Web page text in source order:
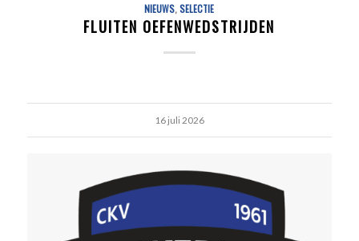
NIEUWS,SELECTIE
FLUITEN OEFENWEDSTRIJDEN
16 juli 2026